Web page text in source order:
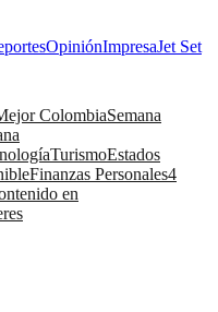
OpiniónImpresaJet Set
ColombiaSemana
TurismoEstados
Finanzas Personales4
en